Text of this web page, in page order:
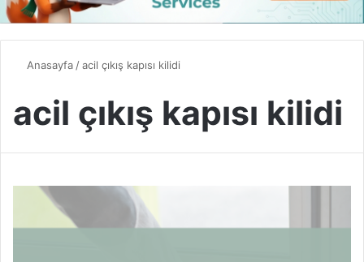
Anasayfa/acil çıkış kapısı kilidi
acil çıkış kapısı kilidi